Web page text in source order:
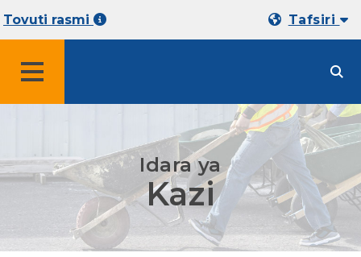
Tovuti rasmi Tafsiri
Idara ya
Kazi